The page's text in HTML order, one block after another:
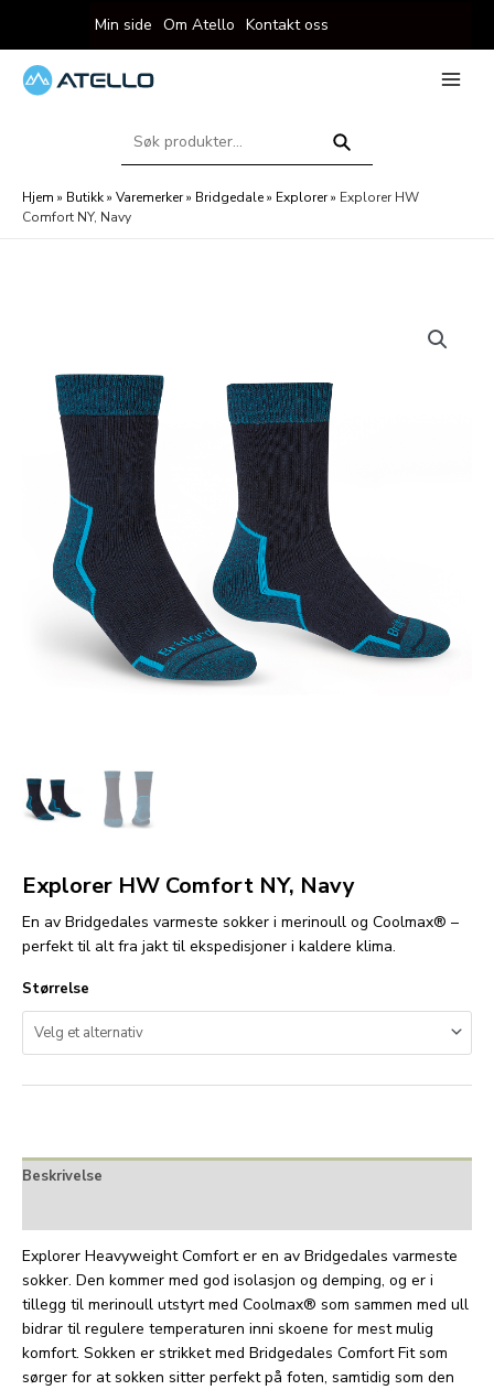
til
innholdet
Min side Om Atello Kontakt oss
Søk
Hjem » Butikk» Varemerker» Bridgedale» Explorer» Explorer HW
Comfort NY, Navy
Explorer HW Comfort NY, Navy
En av Bridgedales varmeste sokker i merinoull og Coolmax® –
perfekt til alt fra jakt til ekspedisjoner i kaldere klima.
Størrelse
Beskrivelse
Explorer Heavyweight Comfort er en av Bridgedales varmeste
sokker. Den kommer med god isolasjon og demping, og er i
tillegg til merinoull utstyrt med Coolmax® som sammen med ull
bidrar til regulere temperaturen inni skoene for mest mulig
komfort. Sokken er strikket med Bridgedales Comfort Fit som
sørger for at sokken sitter perfekt på foten, samtidig som den